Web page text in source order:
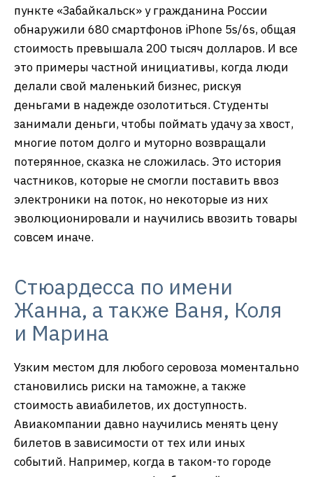
пункте «Забайкальск» у гражданина России
обнаружили 680 смартфонов iPhone 5s/6s, общая
стоимость превышала 200 тысяч долларов. И все
это примеры частной инициативы, когда люди
делали свой маленький бизнес, рискуя
деньгами в надежде озолотиться. Студенты
занимали деньги, чтобы поймать удачу за хвост,
многие потом долго и муторно возвращали
потерянное, сказка не сложилась. Это история
частников, которые не смогли поставить ввоз
электроники на поток, но некоторые из них
эволюционировали и научились ввозить товары
совсем иначе.
Стюардесса по имени
Жанна, а также Ваня, Коля
и Марина
Узким местом для любого серовоза моментально
становились риски на таможне, а также
стоимость авиабилетов, их доступность.
Авиакомпании давно научились менять цену
билетов в зависимости от тех или иных
событий. Например, когда в таком-то городе